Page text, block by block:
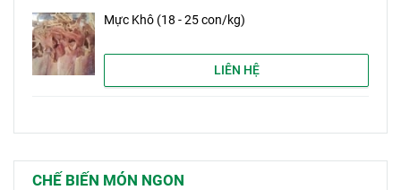
Mực Khô (18 - 25 con/kg)
LIÊN HỆ
CHẾ BIẾN MÓN NGON